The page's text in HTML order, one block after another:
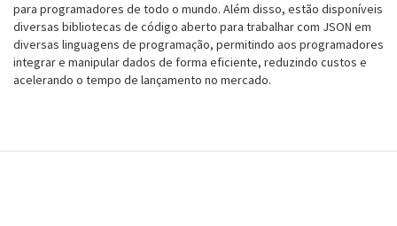
para programadores de todo o mundo. Além disso, estão disponíveis
diversas bibliotecas de código aberto para trabalhar com JSON em
diversas linguagens de programação, permitindo aos programadores
integrar e manipular dados de forma eficiente, reduzindo custos e
acelerando o tempo de lançamento no mercado.